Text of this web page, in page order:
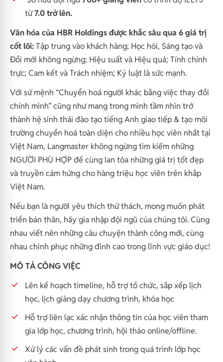
từ7.0 trở lên.
Văn hóa của HBR Holdings được khắc sâu qua 6 giá trị
cốt lõi:Tập trung vào khách hàng; Học hỏi, Sáng tạo và
Đổi mới không ngừng; Hiệu suất và Hiệu quả; Tính chính
trực; Cam kết và Trách nhiệm; Kỷ luật là sức mạnh.
Với sứ mệnh “Chuyển hoá người khác bằng việc thay đổi
chính mình” cũng như mang trong mình tầm nhìn trở
thành hệ sinh thái đào tạo tiếng Anh giao tiếp & tạo môi
trường chuyển hoá toàn diện cho nhiều học viên nhất tại
Việt Nam, Langmaster không ngừng tìm kiếm những
NGƯỜI PHÙ HỢP để cùng lan tỏa những giá trị tốt đẹp
và truyền cảm hứng cho hàng triệu học viên trên khắp
Việt Nam.
Nếu bạn là người yêu thích thử thách, mong muốn phát
triển bản thân, hãy gia nhập đội ngũ của chúng tôi. Cùng
nhau viết nên những câu chuyện thành công mới, cùng
nhau chinh phục những đỉnh cao trong lĩnh vực giáo dục!
MÔ TẢ CÔNG VIỆC
Lên kế hoạch timeline, hỗ trợ tổ chức, sắp xếp lịch
học, lịch giảng dạy chương trình, khóa học
Hỗ trợ liên lạc xác nhận thông tin của học viên tham
gia lớp học, chương trình, hội thảo online/offline.
Xử lý các vấn đề phát sinh trong quá trình lớp học